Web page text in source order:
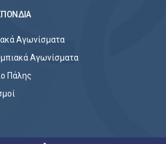
Αγωνίσματα
Αγωνίσματα
Πάλης